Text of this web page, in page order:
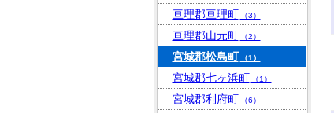
亘理郡亘理町 （3）
亘理郡山元町 （2）
宮城郡松島町 （1）
宮城郡七ヶ浜町 （1）
宮城郡利府町 （6）